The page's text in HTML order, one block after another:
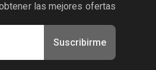
las mejores ofertas
Suscribirme